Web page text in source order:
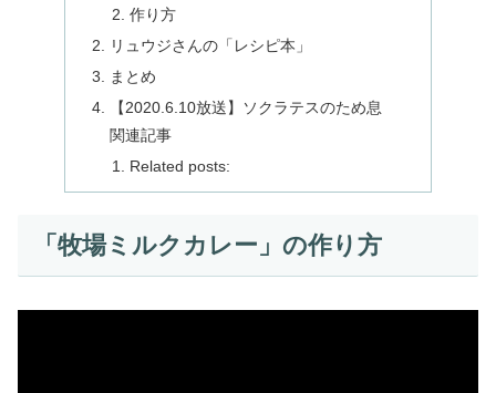
作り方
リュウジさんの「レシピ本」
まとめ
【2020.6.10放送】ソクラテスのため息
関連記事
Related posts:
「牧場ミルクカレー」の作り方